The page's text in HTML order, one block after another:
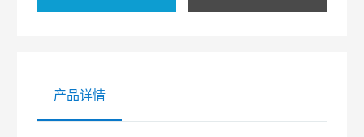
产品详情